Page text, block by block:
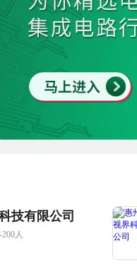
技有限公司
200人